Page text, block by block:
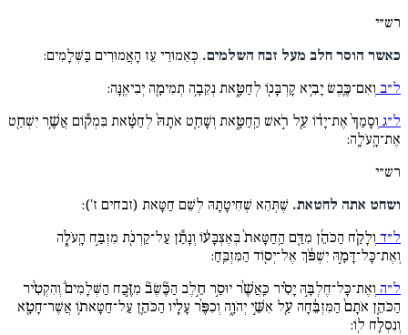
רש״י
כאשר הוסר חלב מעל זבח השלמים. כְּאֵמוּרֵי עֵז הָאֲמוּרִים בַּשְּׁלָמִים:
ל״ב וְאִם־כֶּ֛בֶשׂ יָבִ֥יא קָרְבָּנ֖וֹ לְחַטָּ֑את נְקֵבָ֥ה תְמִימָ֖ה יְבִיאֶֽנָּה:
ל״ג וְסָמַךְ֙ אֶת־יָד֔וֹ עַ֖ל רֹ֣אשׁ הַֽחַטָּ֑את וְשָׁחַ֤ט אֹתָהּ֙ לְחַטָּ֔את בִּמְק֕וֹם אֲשֶׁ֥ר יִשְׁחַ֖ט
אֶת־הָֽעֹלָֽה:
רש״י
ושחט אתה לחטאת. שֶׁתְּהֵא שְׁחִיטָתָהּ לְשֵׁם חַטָּאת (זבחים ז'):
ל״ד וְלָקַ֨ח הַכֹּהֵ֜ן מִדַּ֤ם הַֽחַטָּאת֙ בְּאֶצְבָּע֔וֹ וְנָתַ֕ן עַל־קַרְנֹ֖ת מִזְבַּ֣ח הָֽעֹלָ֑ה
וְאֶת־כָּל־דָּמָ֣הּ יִשְׁפֹּ֔ךְ אֶל־יְס֖וֹד הַמִּזְבֵּֽחַ:
ל״ה וְאֶת־כָּל־חֶלְבָּ֣הּ יָסִ֗יר כַּֽאֲשֶׁ֨ר יוּסַ֣ר חֵ֣לֶב הַכֶּ֘שֶׂב֘ מִזֶּ֣בַח הַשְּׁלָמִים֒ וְהִקְטִ֨יר
הַכֹּהֵ֤ן אֹתָם֙ הַמִּזְבֵּ֔חָה עַ֖ל אִשֵּׁ֣י יְהֹוָ֑ה וְכִפֶּ֨ר עָלָ֧יו הַכֹּהֵ֛ן עַל־חַטָּאת֥וֹ אֲשֶׁר־חָטָ֖א
וְנִסְלַ֥ח לֽוֹ: